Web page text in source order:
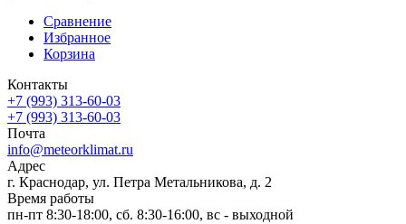
Сравнение
Избранное
Корзина
Контакты
+7 (993) 313-60-03
+7 (993) 313-60-03
Почта
info@meteorklimat.ru
Адрес
г. Краснодар, ул. Петра Метальникова, д. 2
Время работы
пн-пт 8:30-18:00, сб. 8:30-16:00, вс - выходной